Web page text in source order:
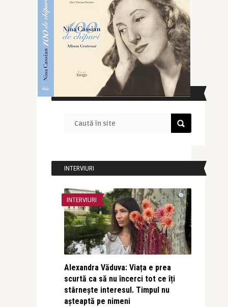
CAUTĂ ÎN SITE
INTERVIURI
INTERVIURI
Alexandra Văduva: Viața e prea
scurtă ca să nu încerci tot ce îți
stârnește interesul. Timpul nu
așteaptă pe nimeni